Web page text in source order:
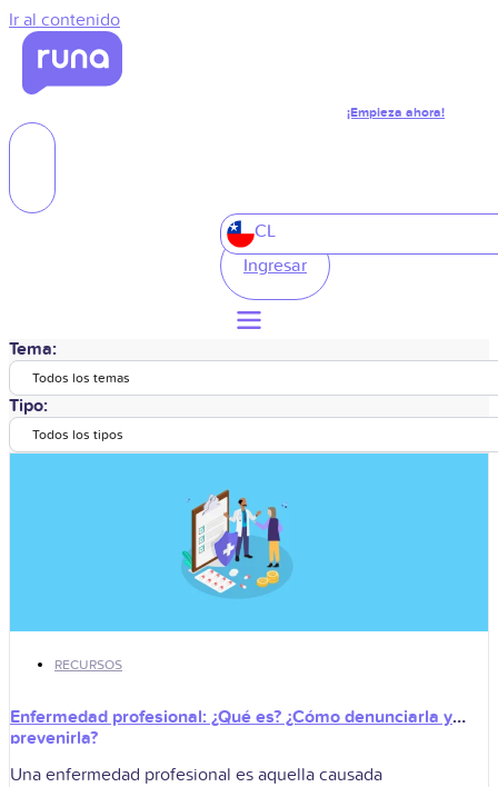
Ir al contenido
¡Empieza ahora!
CL
Ingresar
Tema:
Todos los temas
Tipo:
Todos los tipos
RECURSOS
Enfermedad profesional: ¿Qué es? ¿Cómo denunciarla y
prevenirla?
Una enfermedad profesional es aquella causada